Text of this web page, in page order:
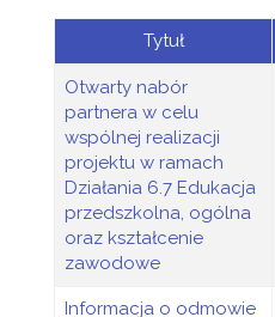
Tytuł
Otwarty nabór
partnera w celu
wspólnej realizacji
projektu w ramach
Działania 6.7 Edukacja
przedszkolna, ogólna
oraz kształcenie
zawodowe
Informacja o odmowie